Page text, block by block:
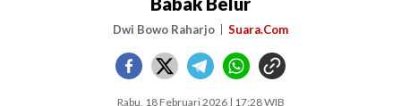
Dwi Bowo Raharjo Suara.Com
Rabu, 18 Februari 2026 | 17:28 WIB